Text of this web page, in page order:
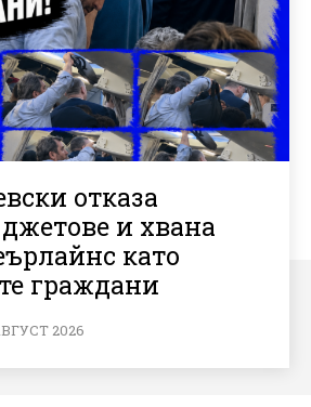
отказа
и хвана
като
граждани
2026